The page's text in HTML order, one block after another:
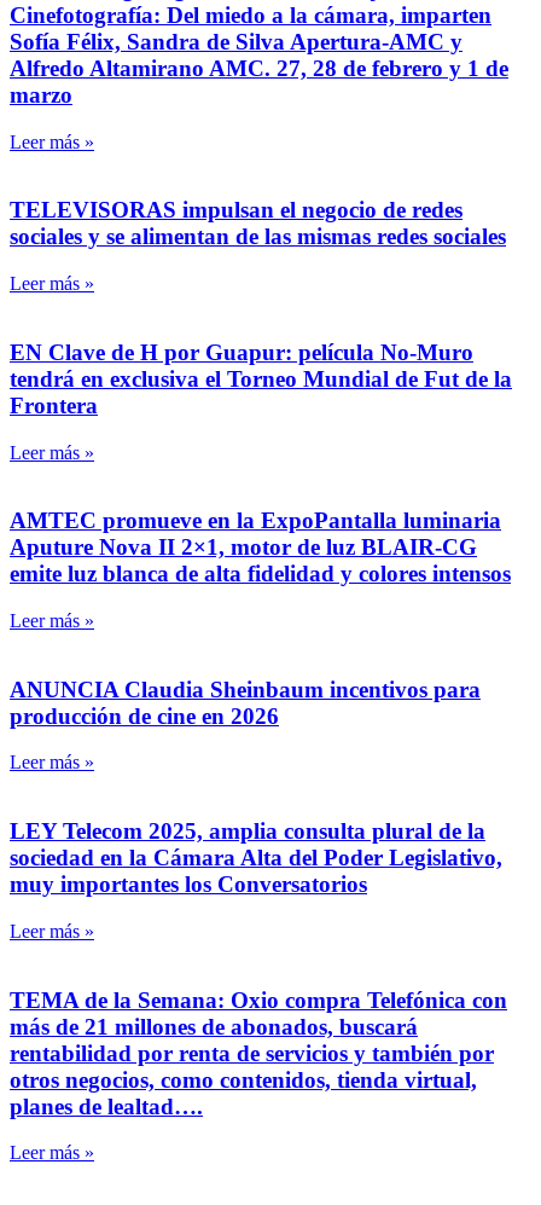
Cinefotografía: Del miedo a la cámara, imparten
Sofía Félix, Sandra de Silva Apertura-AMC y
Alfredo Altamirano AMC. 27, 28 de febrero y 1 de
marzo
Leer más »
TELEVISORAS impulsan el negocio de redes
sociales y se alimentan de las mismas redes sociales
Leer más »
EN Clave de H por Guapur: película No-Muro
tendrá en exclusiva el Torneo Mundial de Fut de la
Frontera
Leer más »
AMTEC promueve en la ExpoPantalla luminaria
Aputure Nova II 2×1, motor de luz BLAIR-CG
emite luz blanca de alta fidelidad y colores intensos
Leer más »
ANUNCIA Claudia Sheinbaum incentivos para
producción de cine en 2026
Leer más »
LEY Telecom 2025, amplia consulta plural de la
sociedad en la Cámara Alta del Poder Legislativo,
muy importantes los Conversatorios
Leer más »
TEMA de la Semana: Oxio compra Telefónica con
más de 21 millones de abonados, buscará
rentabilidad por renta de servicios y también por
otros negocios, como contenidos, tienda virtual,
planes de lealtad….
Leer más »